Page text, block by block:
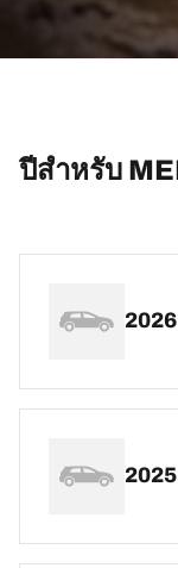
ปีสำหรับ
2026
2025